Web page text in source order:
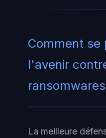
Comment se
l'avenir
ransomwares
La meilleure